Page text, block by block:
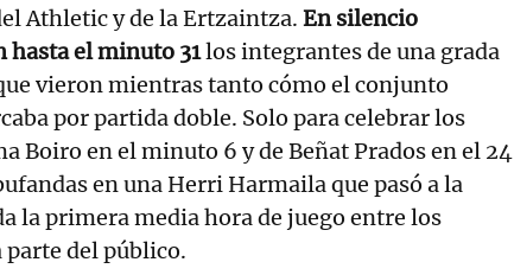
Athletic y de la Ertzaintza. En silencio
hasta el minuto 31los integrantes de una grada
vieron mientras tanto cómo el conjunto
por partida doble. Solo para celebrar los
Boiro en el minuto 6 y de Beñat Prados en el 24
en una Herri Harmaila que pasó a la
la primera media hora de juego entre los
parte del público.